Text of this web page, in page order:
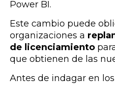
Power BI.
Este cambio puede
organizaciones a
de licenciamiento
que obtienen de las
Antes de indagar en